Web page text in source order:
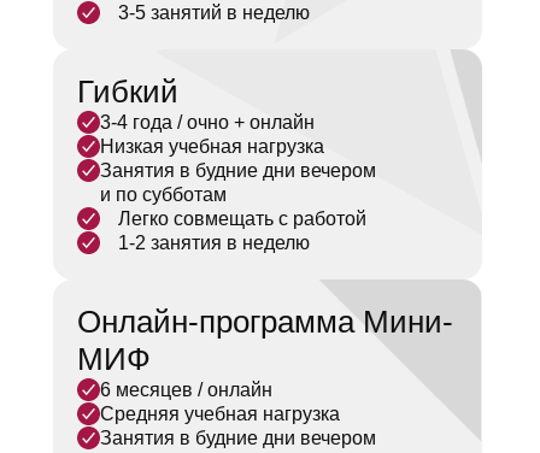
3-5 занятий в неделю
Гибкий
3-4 года / очно + онлайн
Низкая учебная нагрузка
Занятия в будние дни вечером
и по субботам
Легко совмещать с работой
1-2 занятия в неделю
Онлайн-программа Мини-
МИФ
6 месяцев / онлайн
Средняя учебная нагрузка
Занятия в будние дни вечером
Преподаватели